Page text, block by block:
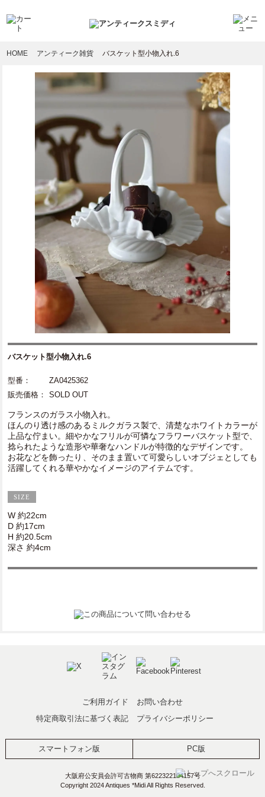
HOME アンティーク雑貨 バスケット型小物入れ.6
バスケット型小物入れ.6
型番：
ZA0425362
販売価格：
SOLD OUT
フランスのガラス小物入れ。
ほんのり透け感のあるミルクガラス製で、清楚なホワイトカラーが
上品な佇まい。細やかなフリルが可憐なフラワーバスケット型で、
捻られたような造形や華奢なハンドルが特徴的なデザインです。
お花などを飾ったり、そのまま置いて可愛らしいオブジェとしても
活躍してくれる華やかなイメージのアイテムです。
W 約22cm
D 約17cm
H 約20.5cm
深さ 約4cm
ご利用ガイド
お問い合わせ
特定商取引法に基づく表記
プライバシーポリシー
スマートフォン版 PC版
大阪府公安員会許可古物商 第622322104157号
Copyright 2024 Antiques *Midi All Rights Reserved.